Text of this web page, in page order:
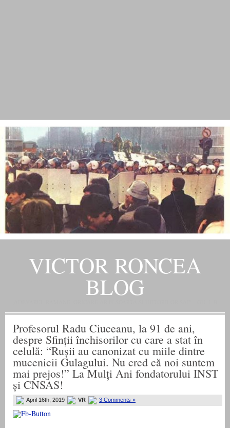
VICTOR RONCEA
BLOG
Profesorul Radu Ciuceanu, la 91 de ani,
despre Sfinții închisorilor cu care a stat în
celulă: “Rușii au canonizat cu miile dintre
mucenicii Gulagului. Nu cred că noi suntem
mai prejos!” La Mulți Ani fondatorului INST
și CNSAS!
April 16th, 2019 VR 3 Comments »